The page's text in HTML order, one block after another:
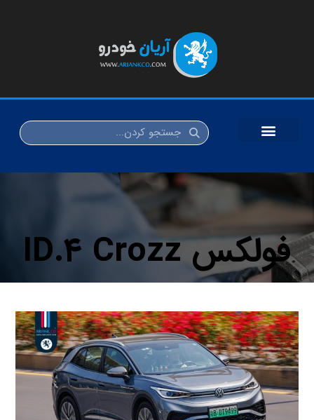
فولکس ID.۴ Crozz